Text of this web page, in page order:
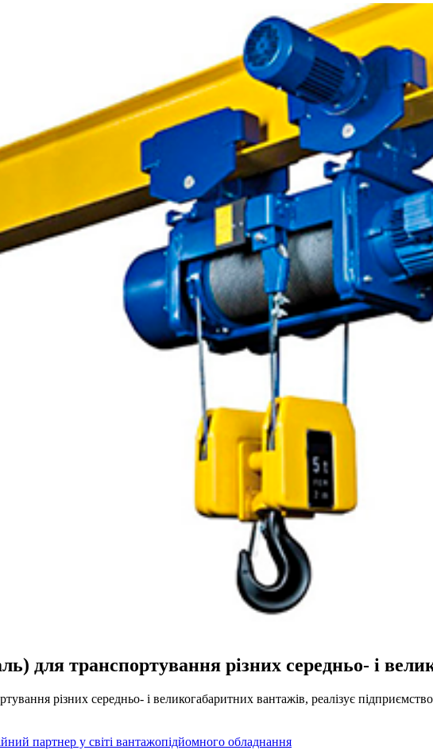
для транспортування різних середньо- і
різних середньо- і великогабаритних вантажів, реалізує
партнер у світі вантажопідйомного обладнання